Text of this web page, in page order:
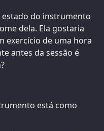
do instrumento
dela. Ela gostaria
exercício de uma hora
antes da sessão é
está como